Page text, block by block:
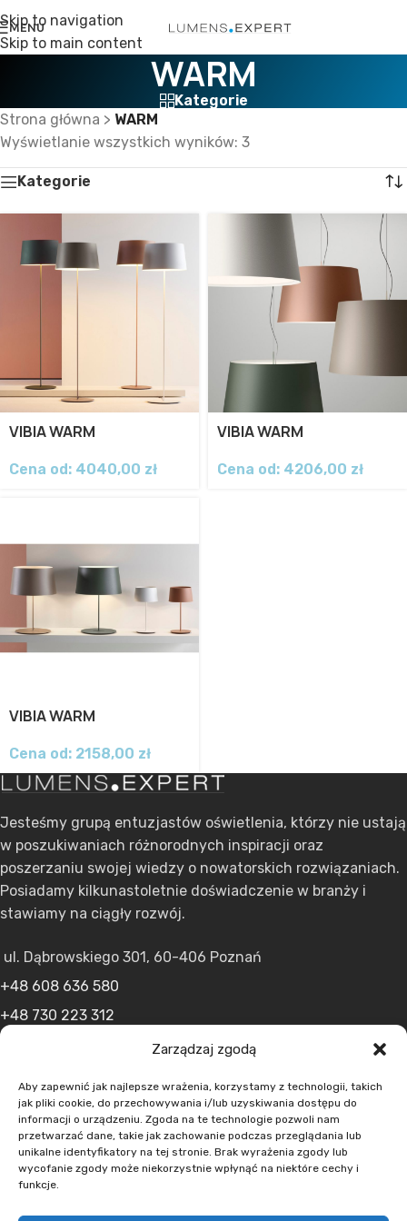
Zarządzaj zgodą
Aby zapewnić jak najlepsze wrażenia, korzystamy z technologii, takich
jak pliki cookie, do przechowywania i/lub uzyskiwania dostępu do
informacji o urządzeniu. Zgoda na te technologie pozwoli nam
przetwarzać dane, takie jak zachowanie podczas przeglądania lub
unikalne identyfikatory na tej stronie. Brak wyrażenia zgody lub
wycofanie zgody może niekorzystnie wpłynąć na niektóre cechy i
funkcje.
Skip to navigation
Skip to main content
MENU
WARM
Kategorie
Strona główna > WARM
Wyświetlanie wszystkich wyników: 3
Kategorie
VIBIA WARM
Cena od: 4040,00 zł
VIBIA WARM
Cena od: 4206,00 zł
VIBIA WARM
Cena od: 2158,00 zł
Jesteśmy grupą entuzjastów oświetlenia, którzy nie ustają
w poszukiwaniach różnorodnych inspiracji oraz
poszerzaniu swojej wiedzy o nowatorskich rozwiązaniach.
Posiadamy kilkunastoletnie doświadczenie w branży i
stawiamy na ciągły rozwój.
ul. Dąbrowskiego 301, 60-406 Poznań
+48 608 636 580
+48 730 223 312
MENU